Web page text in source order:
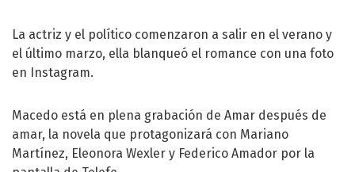
La actriz y el político comenzaron a salir en el verano y
el último marzo, ella blanqueó el romance con una foto
en Instagram.
Macedo está en plena grabación de Amar después de
amar, la novela que protagonizará con Mariano
Martínez, Eleonora Wexler y Federico Amador por la